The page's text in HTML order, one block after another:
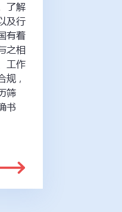
了解
及行
有着
之相
工作
规，
筛
书